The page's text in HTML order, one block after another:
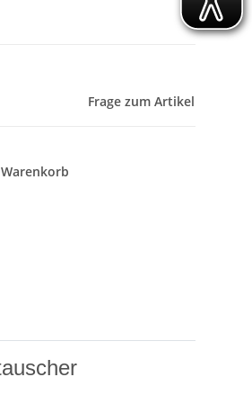
Frage zum Artikel